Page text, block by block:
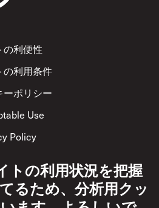
の利便性
の利用条件
ーポリシー
Use
Policy
トの利用状況を把握
るため、分析用クッ